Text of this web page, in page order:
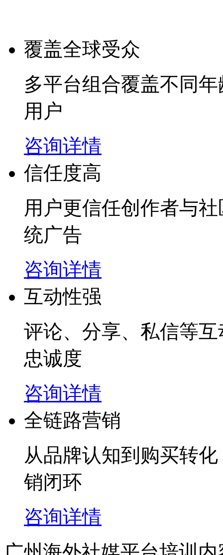
覆盖全球受众
多平台组合覆盖不同
用户
咨询详情
信任度高
用户更信任创作者与
统广告
咨询详情
互动性强
评论、分享、私信等
忠诚度
咨询详情
全链路营销
从品牌认知到购买转
销闭环
咨询详情